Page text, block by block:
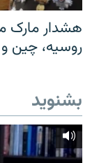
هشدار مارک
روسیه، چین
بشنوید